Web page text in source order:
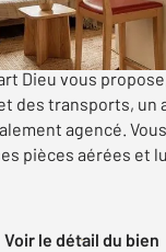
DE L'ISLE Votre
Dieu vous
des transports, un
agencé.
pièces aérées et
Voir le détail du bien